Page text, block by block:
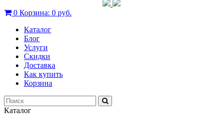
0 Корзина: 0 руб.
Каталог
Блог
Услуги
Скидки
Доставка
Как купить
Корзина
Каталог